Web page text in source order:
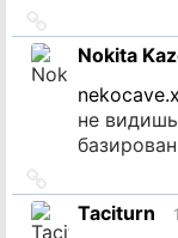
на
источник
Nokita
не
на
источник
Taciturn